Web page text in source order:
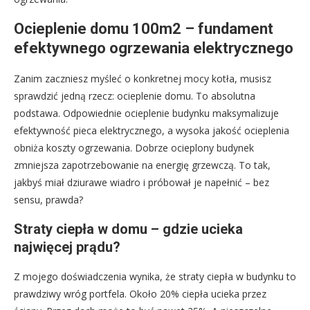
Ocieplenie domu 100m2 – fundament
efektywnego ogrzewania elektrycznego
Zanim zaczniesz myśleć o konkretnej mocy kotła, musisz
sprawdzić jedną rzecz: ocieplenie domu. To absolutna
podstawa. Odpowiednie ocieplenie budynku maksymalizuje
efektywność pieca elektrycznego, a wysoka jakość ocieplenia
obniża koszty ogrzewania. Dobrze ocieplony budynek
zmniejsza zapotrzebowanie na energię grzewczą. To tak,
jakbyś miał dziurawe wiadro i próbował je napełnić – bez
sensu, prawda?
Straty ciepła w domu – gdzie ucieka
najwięcej prądu?
Z mojego doświadczenia wynika, że straty ciepła w budynku to
prawdziwy wróg portfela. Około 20% ciepła ucieka przez